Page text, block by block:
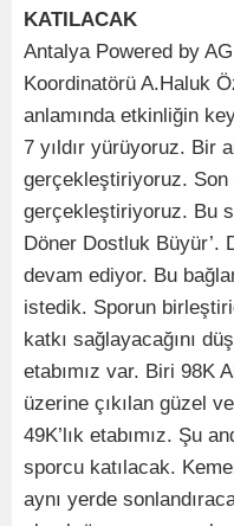
KATILACAK
Antalya Powered by
Koordinatörü A.Haluk
anlamında etkinliğin
7 yıldır yürüyoruz. Bir
gerçekleştiriyoruz. Son
gerçekleştiriyoruz. Bu
Döner Dostluk Büyür’.
devam ediyor. Bu
istedik. Sporun
katkı sağlayacağını
etabımız var. Biri 98K
üzerine çıkılan güzel
49K’lık etabımız. Şu
sporcu katılacak.
aynı yerde